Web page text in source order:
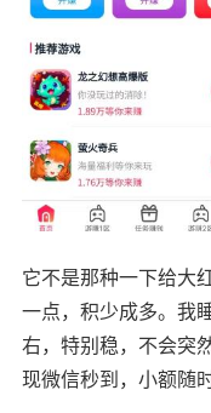
它不是那种一下给大
一点，积少成多。我
右，特别稳，不会突
现微信秒到，小额随